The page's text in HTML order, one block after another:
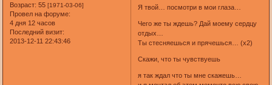
Возраст: 55[1971-03-06]
Провел на форуме:
4 дня 12 часов
Последний визит:
2013-12-11 22:43:46
Я твой… посмотри в мои глаза…
Чего же ты ждешь? Дай моему сердцу
отдых…
Ты стесняешься и прячешься… (x2)
Скажи, что ты чувствуешь
я так ждал что ты мне скажешь…